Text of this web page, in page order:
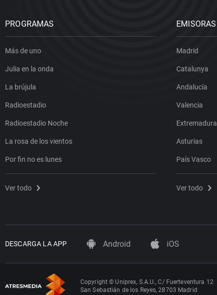
PROGRAMAS
Más de uno
Julia en la onda
La brújula
Radioestadio
Radioestadio Noche
La rosa de los vientos
Por fin no es lunes
Ver todo
EMISORAS
Madrid
Catalunya
Andalucía
Valencia
Extremadura
Asturias
País Vasco
Ver todo
DESCARGA LA APP Android iOS
Copyright © Uniprex, S.A.U., C/ Fuerteventura 12
San Sebastián de los Reyes, 28703 Madrid